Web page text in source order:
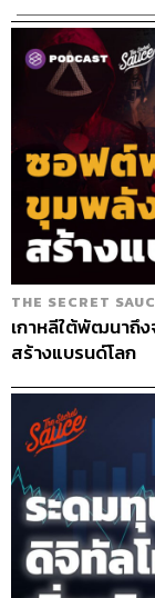
ตั้งวงษ์ไชย
Graphic Designer
Channel Team
Senior
Online
THE
TAGS: LPG
ก๊
บริษัท แอต
สุวัชชัย พิ
The
THE SECRET
เกาหลีใต้พัฒนาถึ
สร้างแบรนด์โลก